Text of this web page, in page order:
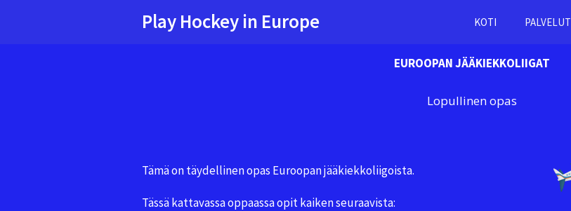
Play Hockey in Europe KOTI PALVELUT
EUROOPAN JÄÄKIEKKOLIIGAT
Lopullinen opas
Tämä on täydellinen opas Euroopan jääkiekkoliigoista.
Tässä kattavassa oppaassa opit kaiken seuraavista: